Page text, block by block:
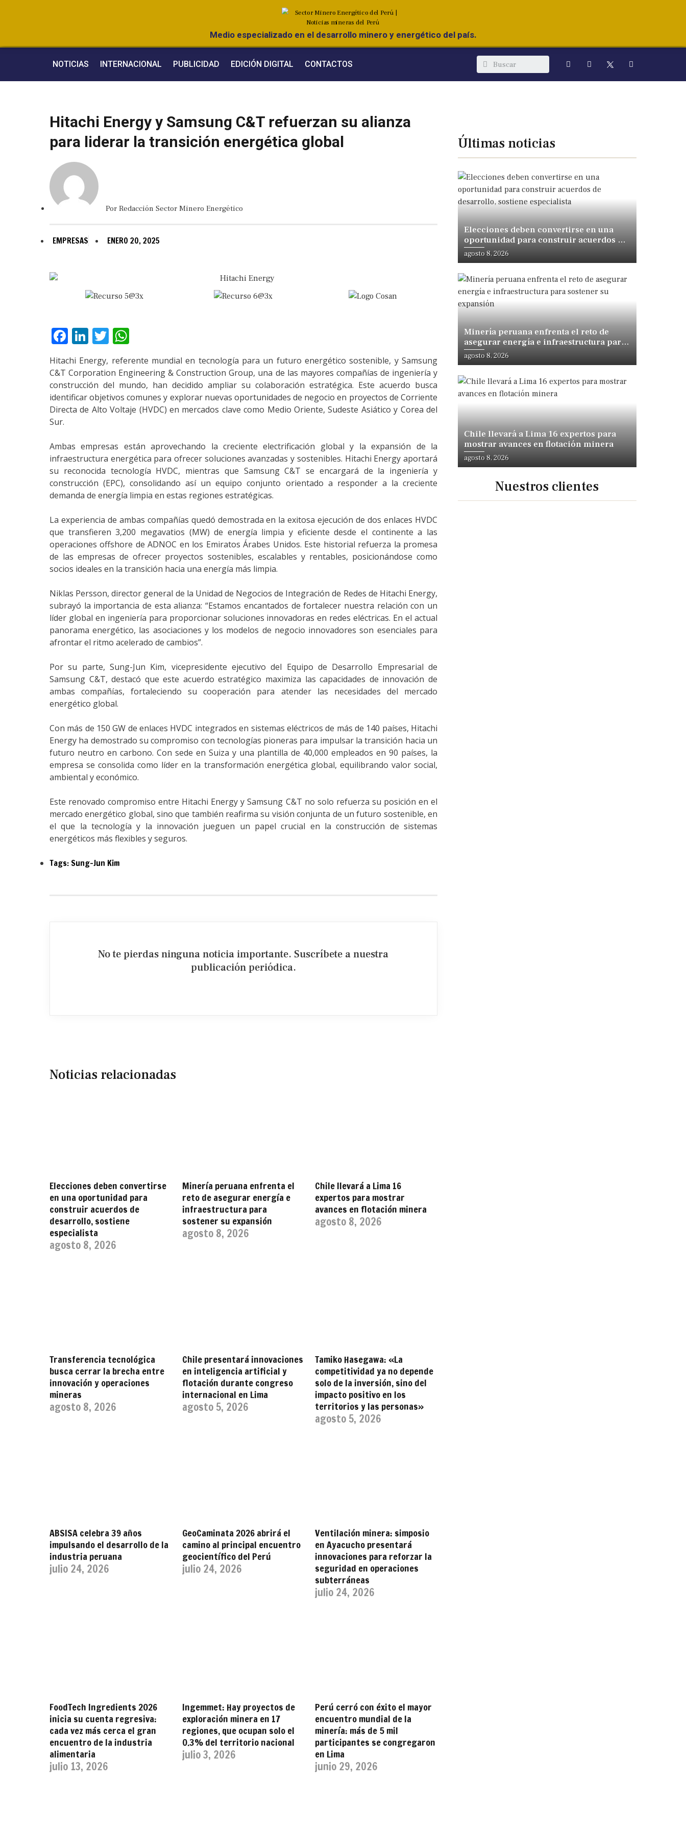
Medio especializado en el desarrollo minero y energético del país.
NOTICIAS INTERNACIONAL PUBLICIDAD EDICIÓN DIGITAL CONTACTOS
Hitachi Energy y Samsung C&T refuerzan su alianza
para liderar la transición energética global
Por Redacción Sector Minero Energético
EMPRESAS ENERO 20, 2025
Facebook
LinkedIn
Twitter
Hitachi Energy, referente mundial en tecnología para un futuro energético sostenible, y Samsung
C&T Corporation Engineering & Construction Group, una de las mayores compañías de ingeniería y
construcción del mundo, han decidido ampliar su colaboración estratégica. Este acuerdo busca
identificar objetivos comunes y explorar nuevas oportunidades de negocio en proyectos de Corriente
Directa de Alto Voltaje (HVDC) en mercados clave como Medio Oriente, Sudeste Asiático y Corea del
Sur.
Ambas empresas están aprovechando la creciente electrificación global y la expansión de la
infraestructura energética para ofrecer soluciones avanzadas y sostenibles. Hitachi Energy aportará
su reconocida tecnología HVDC, mientras que Samsung C&T se encargará de la ingeniería y
construcción (EPC), consolidando así un equipo conjunto orientado a responder a la creciente
demanda de energía limpia en estas regiones estratégicas.
La experiencia de ambas compañías quedó demostrada en la exitosa ejecución de dos enlaces HVDC
que transfieren 3,200 megavatios (MW) de energía limpia y eficiente desde el continente a las
operaciones offshore de ADNOC en los Emiratos Árabes Unidos. Este historial refuerza la promesa
de las empresas de ofrecer proyectos sostenibles, escalables y rentables, posicionándose como
socios ideales en la transición hacia una energía más limpia.
Niklas Persson, director general de la Unidad de Negocios de Integración de Redes de Hitachi Energy,
subrayó la importancia de esta alianza: “Estamos encantados de fortalecer nuestra relación con un
líder global en ingeniería para proporcionar soluciones innovadoras en redes eléctricas. En el actual
panorama energético, las asociaciones y los modelos de negocio innovadores son esenciales para
afrontar el ritmo acelerado de cambios”.
Por su parte, Sung-Jun Kim, vicepresidente ejecutivo del Equipo de Desarrollo Empresarial de
Samsung C&T, destacó que este acuerdo estratégico maximiza las capacidades de innovación de
ambas compañías, fortaleciendo su cooperación para atender las necesidades del mercado
energético global.
Con más de 150 GW de enlaces HVDC integrados en sistemas eléctricos de más de 140 países, Hitachi
Energy ha demostrado su compromiso con tecnologías pioneras para impulsar la transición hacia un
futuro neutro en carbono. Con sede en Suiza y una plantilla de 40,000 empleados en 90 países, la
empresa se consolida como líder en la transformación energética global, equilibrando valor social,
ambiental y económico.
Este renovado compromiso entre Hitachi Energy y Samsung C&T no solo refuerza su posición en el
mercado energético global, sino que también reafirma su visión conjunta de un futuro sostenible, en
el que la tecnología y la innovación jueguen un papel crucial en la construcción de sistemas
energéticos más flexibles y seguros.
Tags:Sung-Jun Kim
No te pierdas ninguna noticia importante. Suscríbete a nuestra
publicación periódica.​
Noticias relacionadas
Elecciones deben convertirse
en una oportunidad para
construir acuerdos de
desarrollo, sostiene
especialista
agosto 8, 2026
Minería peruana enfrenta el
reto de asegurar energía e
infraestructura para
sostener su expansión
agosto 8, 2026
Chile llevará a Lima 16
expertos para mostrar
avances en flotación minera
agosto 8, 2026
Transferencia tecnológica
busca cerrar la brecha entre
innovación y operaciones
mineras
agosto 8, 2026
Chile presentará innovaciones
en inteligencia artificial y
flotación durante congreso
internacional en Lima
agosto 5, 2026
Tamiko Hasegawa: «La
competitividad ya no depende
solo de la inversión, sino del
impacto positivo en los
territorios y las personas»
agosto 5, 2026
ABSISA celebra 39 años
impulsando el desarrollo de la
industria peruana
julio 24, 2026
GeoCaminata 2026 abrirá el
camino al principal encuentro
geocientífico del Perú
julio 24, 2026
Ventilación minera: simposio
en Ayacucho presentará
innovaciones para reforzar la
seguridad en operaciones
subterráneas
julio 24, 2026
FoodTech Ingredients 2026
inicia su cuenta regresiva:
cada vez más cerca el gran
encuentro de la industria
alimentaria
julio 13, 2026
Ingemmet: Hay proyectos de
exploración minera en 17
regiones, que ocupan solo el
0.3% del territorio nacional
julio 3, 2026
Perú cerró con éxito el mayor
encuentro mundial de la
minería: más de 5 mil
participantes se congregaron
en Lima
junio 29, 2026
Últimas noticias
Elecciones deben convertirse en una
oportunidad para construir acuerdos de
desarrollo, sostiene especialista
agosto 8, 2026
Minería peruana enfrenta el reto de
asegurar energía e infraestructura para
sostener su expansión
agosto 8, 2026
Chile llevará a Lima 16 expertos para
mostrar avances en flotación minera
agosto 8, 2026
Nuestros clientes